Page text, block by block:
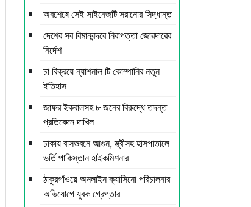
অবশেষে সেই সাইনেজটি সরানোর সিদ্ধান্ত
দেশের সব বিমানবন্দরে নিরাপত্তা জোরদারের
নির্দেশ
চা বিক্রয়ে ন্যাশনাল টি কোম্পানির নতুন
ইতিহাস
জাফর ইকবালসহ ৮ জনের বিরুদ্ধে তদন্ত
প্রতিবেদন দাখিল
ঢাকায় বাসভবনে আগুন, স্ত্রীসহ হাসপাতালে
ভর্তি পাকিস্তান হাইকমিশনার
ঠাকুরগাঁওয়ে অনলাইন ক্যাসিনো পরিচালনার
অভিযোগে যুবক গ্রেপ্তার